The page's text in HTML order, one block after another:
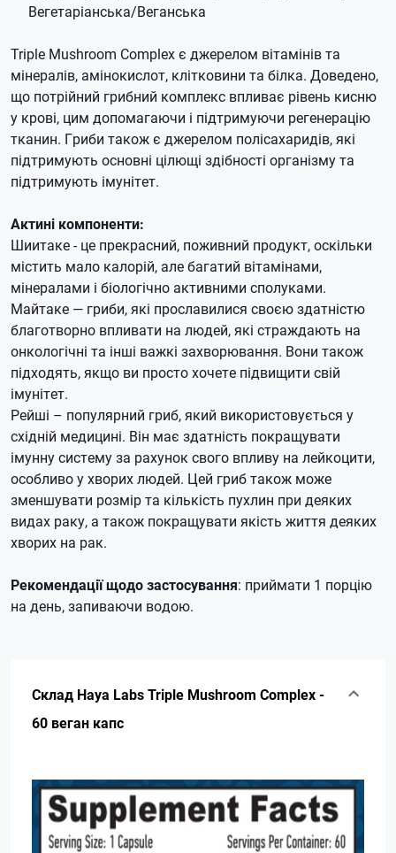
Вегетаріанська/Веганська
Triple Mushroom Complex є джерелом вітамінів та
мінералів, амінокислот, клітковини та білка. Доведено,
що потрійний грибний комплекс впливає рівень кисню
у крові, цим допомагаючи і підтримуючи регенерацію
тканин. Гриби також є джерелом полісахаридів, які
підтримують основні цілющі здібності організму та
підтримують імунітет.
Актині компоненти:
Шиитаке - це прекрасний, поживний продукт, оскільки
містить мало калорій, але багатий вітамінами,
мінералами і біологічно активними сполуками.
Майтаке — гриби, які прославилися своєю здатністю
благотворно впливати на людей, які страждають на
онкологічні та інші важкі захворювання. Вони також
підходять, якщо ви просто хочете підвищити свій
імунітет.
Рейші – популярний гриб, який використовується у
східній медицині. Він має здатність покращувати
імунну систему за рахунок свого впливу на лейкоцити,
особливо у хворих людей. Цей гриб також може
зменшувати розмір та кількість пухлин при деяких
видах раку, а також покращувати якість життя деяких
хворих на рак.
Рекомендації щодо застосування: приймати 1 порцію
на день, запиваючи водою.
Склад Haya Labs Triple Mushroom Complex -
60 веган капс